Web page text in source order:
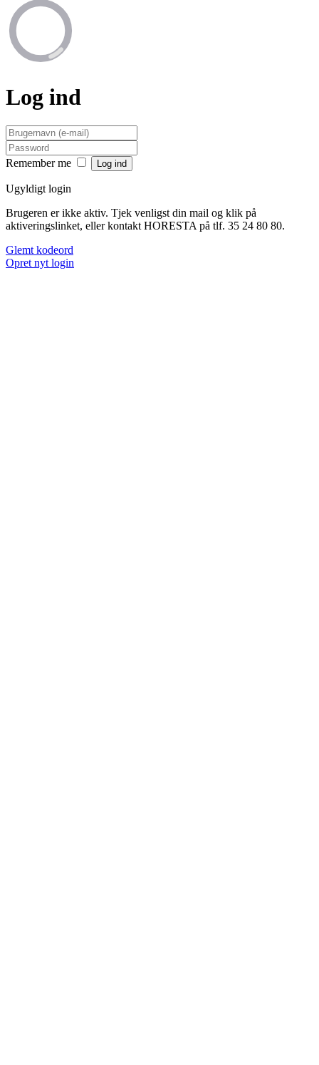
Log ind
Remember me
Ugyldigt login
Brugeren er ikke aktiv. Tjek venligst din mail og klik på
aktiveringslinket, eller kontakt HORESTA på tlf. 35 24 80 80.
Glemt kodeord
Opret nyt login